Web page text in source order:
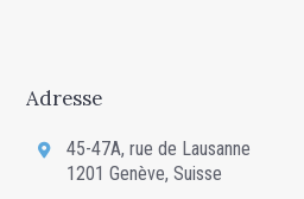
Adresse
45-47A, rue de Lausanne
1201 Genève, Suisse